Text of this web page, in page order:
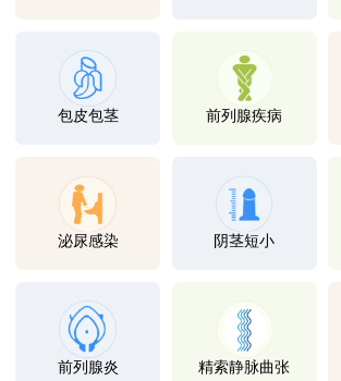
包皮包茎 前列腺疾病
泌尿感染 阴茎短小
前列腺炎 精索静脉曲张